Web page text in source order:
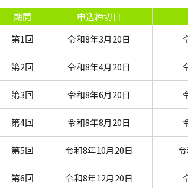
期間 申込締切日
第1回
令和8年3月20日
第2回 令和8年4月20日
第3回 令和8年6月20日
第4回 令和8年8月20日
第5回 令和8年10月20日
第6回 令和8年12月20日